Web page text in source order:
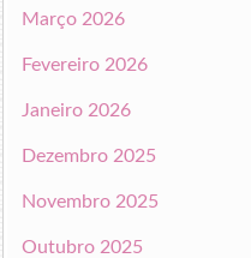
Março 2026
Fevereiro 2026
Janeiro 2026
Dezembro 2025
Novembro 2025
Outubro 2025